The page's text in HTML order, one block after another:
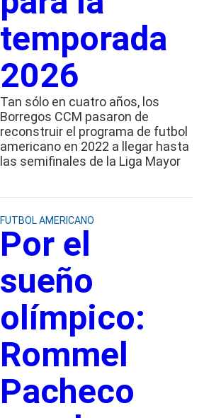
temporada
2026
Tan sólo en cuatro años, los
Borregos CCM pasaron de
reconstruir el programa de futbol
americano en 2022 a llegar hasta
las semifinales de la Liga Mayor
FUTBOL AMERICANO
Por el
sueño
olímpico:
Rommel
Pacheco